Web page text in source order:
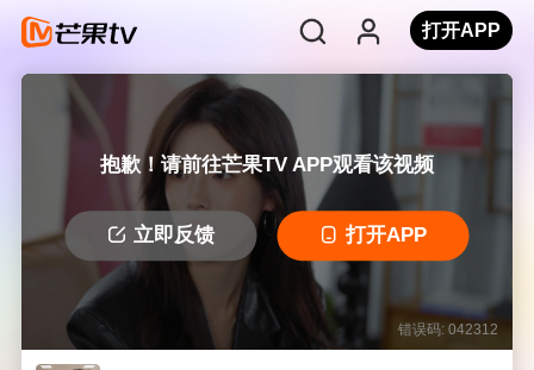
打开APP
抱歉！请前往芒果TV APP观看该视频
立即反馈 打开APP
错误码: 042312